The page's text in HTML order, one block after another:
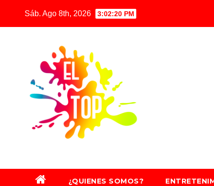
Sáb. Ago 8th, 2026 3:02:22 PM
¿QUIENES SOMOS?